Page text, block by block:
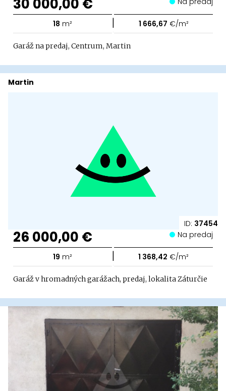
30 000,00 €
18 m² | 1 666,67 €/m²
Garáž na predaj, Centrum, Martin
ID: 37454
Martin
26 000,00 € Na predaj
19 m² | 1 368,42 €/m²
Garáž v hromadných garážach, predaj, lokalita Záturčie